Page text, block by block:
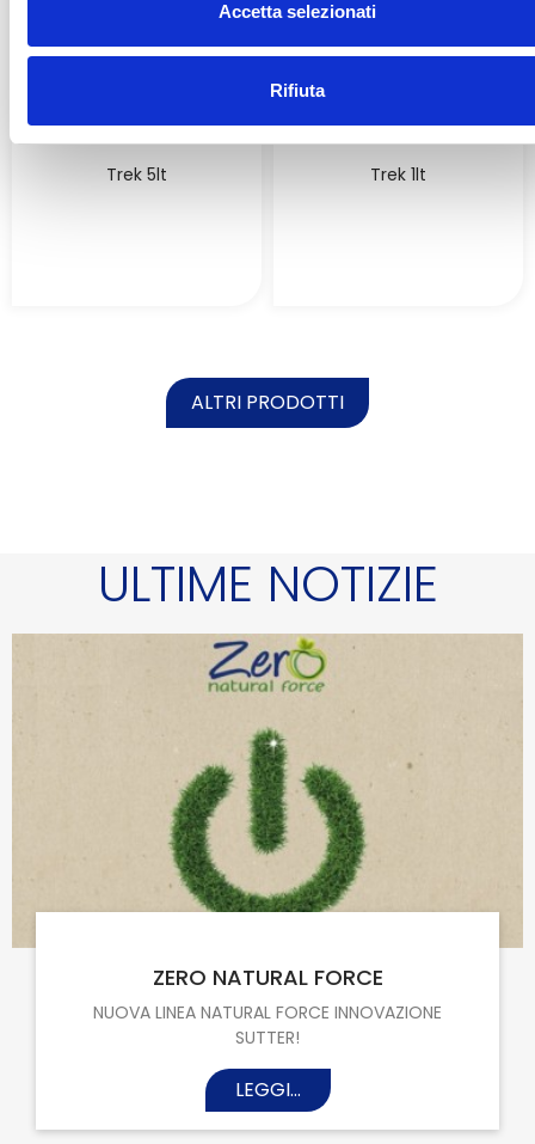
Accetta selezionati
Rifiuta
Trek 5lt Trek 1lt
ALTRI PRODOTTI
ULTIME NOTIZIE
ZERO NATURAL FORCE
NUOVA LINEA NATURAL FORCE INNOVAZIONE
SUTTER!
LEGGI...